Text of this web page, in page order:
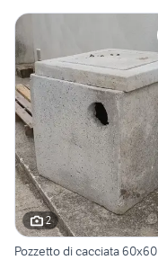
2
Pozzetto di cacciata 60x60